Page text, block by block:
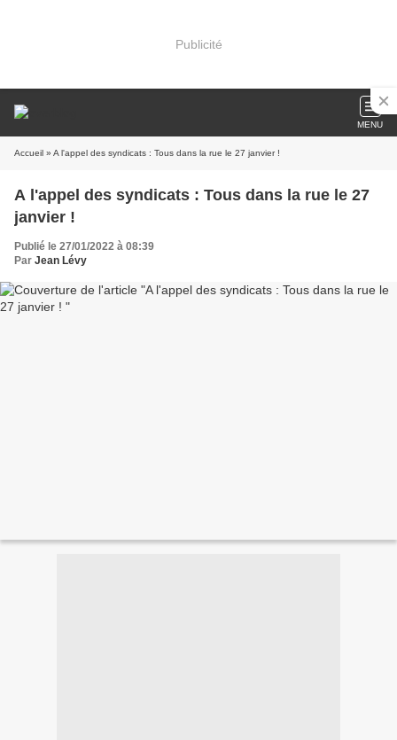
Publicité
MENU
Accueil » A l'appel des syndicats : Tous dans la rue le 27 janvier !
A l'appel des syndicats : Tous dans la rue le 27
janvier !
Publié le 27/01/2022 à 08:39
Par Jean Lévy